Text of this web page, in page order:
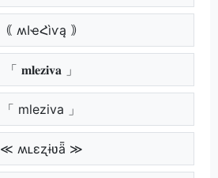
｟ ʍӀҽՀìѵą ｠
「 𝐦𝐥𝐞𝐳𝐢𝐯𝐚 」
「 mleziva 」
≪ ʍʟɛʐɨʋǟ ≫